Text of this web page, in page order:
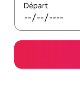
Départ